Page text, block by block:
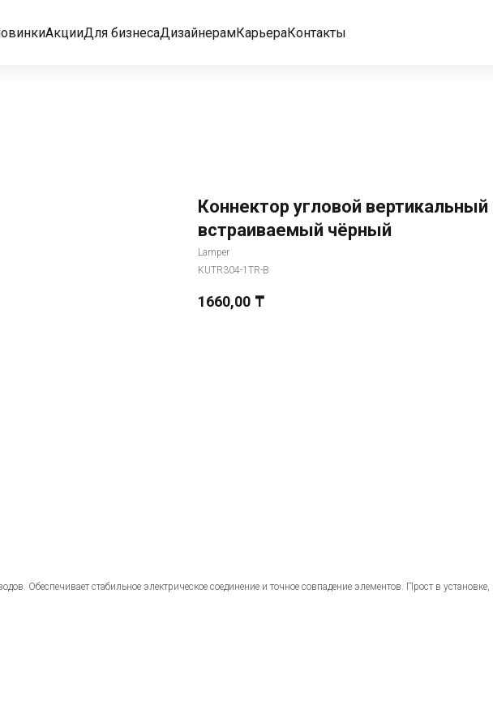
АкцииДля бизнесаДизайнерамКарьераКонтакты
Коннектор угловой вертикальный
встраиваемый чёрный
Lamper
KUTR304-1TR-B
1660,00 ₸
Обеспечивает стабильное электрическое соединение и точное совпадение элементов. Прост в